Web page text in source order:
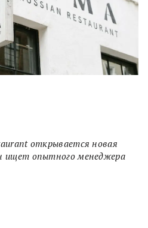
открывается новая
ищет опытного менеджера